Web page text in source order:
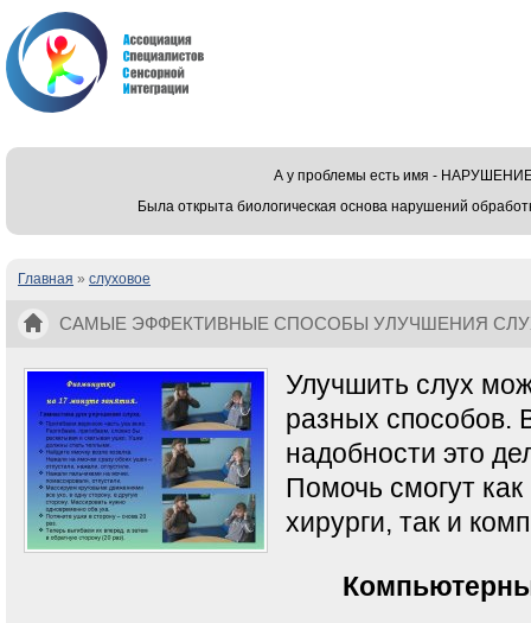
А у проблемы есть имя -
Была открыта биологическая основа нарушений
Вы здесь
Главная » слуховое
САМЫЕ ЭФФЕКТИВНЫЕ СПОСОБЫ УЛУЧШЕНИЯ
Улучшить слух
разных способов.
надобности это
Помочь смогут
хирурги, так и